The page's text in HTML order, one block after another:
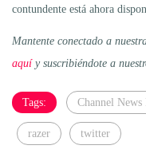
contundente está ahora
Mantente conectado a
aquíy suscribiéndote a
Tags: Channel News
razer twitter